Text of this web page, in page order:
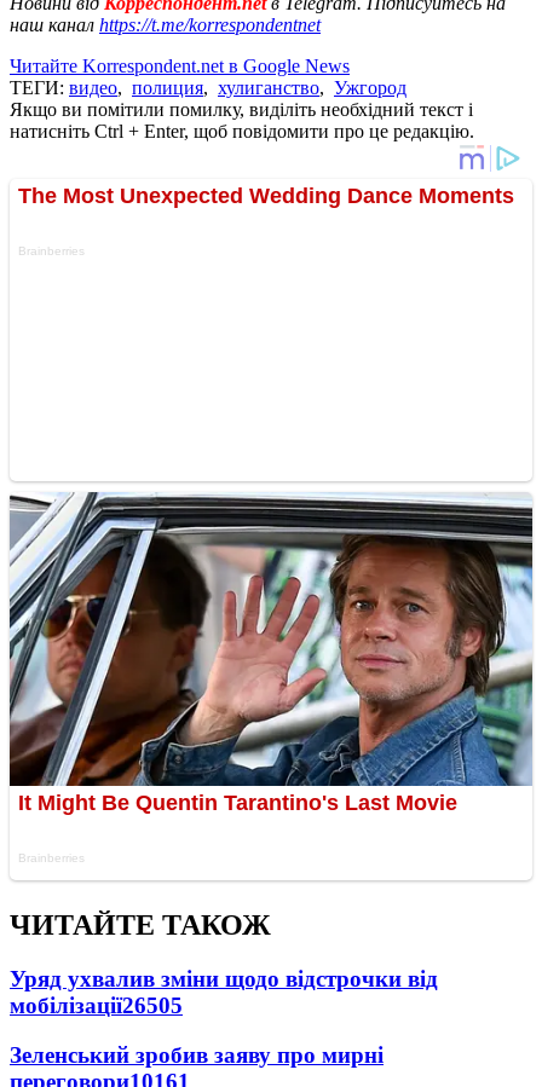
наш канал https://t.me/korrespondentnet
Читайте Korrespondent.net в Google News
ТЕГИ: видео, полиция, хулиганство, Ужгород
Якщо ви помітили помилку, виділіть необхідний текст і
натисніть Ctrl + Enter, щоб повідомити про це редакцію.
ЧИТАЙТЕ ТАКОЖ
Уряд ухвалив зміни щодо відстрочки від
мобілізації26505
Зеленський зробив заяву про мирні
переговори10161